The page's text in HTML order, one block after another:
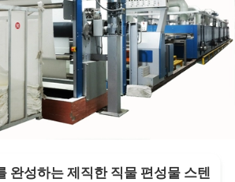
완성하는 제직한 직물 편성물 스텐